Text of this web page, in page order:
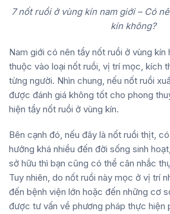
7 nốt ruồi ở vùng kín nam giới – Có
kín không?
Nam giới có nên tẩy nốt ruồi ở vùng kín
thuộc vào loại nốt ruồi, vị trí mọc, kích
từng người. Nhìn chung, nếu nốt ruồi
được đánh giá không tốt cho phong
hiện tẩy nốt ruồi ở vùng kín.
Bên cạnh đó, nếu đây là nốt ruồi thịt,
hưởng khá nhiều đến đời sống sinh
sở hữu thì bạn cũng có thể cân nhắc
Tuy nhiên, do nốt ruồi này mọc ở vị trí
đến bệnh viện lớn hoặc đến những cơ
được tư vấn về phương pháp thực hiện